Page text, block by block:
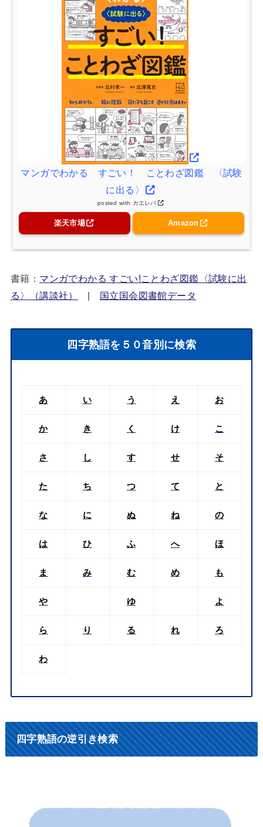
マンガでわかる すごい！ ことわざ図鑑 〈試験
に出る〉
posted with カエレバ
楽天市場 Amazon
書籍： マンガでわかる すごい!ことわざ図鑑〈試験に出
る〉（講談社）
| 国立国会図書館データ
四字熟語を５０音別に検索
あ い う え お
か き く け こ
さ し す せ そ
た ち つ て と
な に ぬ ね の
は ひ ふ へ ほ
ま み む め も
や ゆ よ
ら り る れ ろ
わ
四字熟語の逆引き検索